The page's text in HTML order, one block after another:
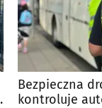
Bezpieczna
kontroluje